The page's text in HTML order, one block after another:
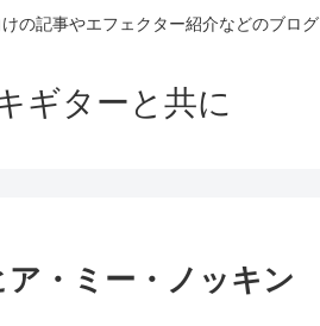
の記事やエフェクター紹介などのブログ
ギターと共に
・ミー・ノッキン